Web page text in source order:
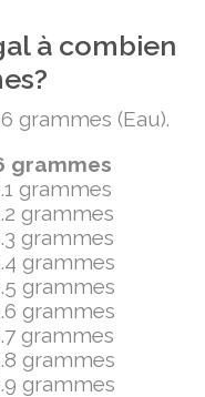
à combien
grammes (Eau).
grammes
grammes
grammes
grammes
grammes
grammes
grammes
grammes
grammes
grammes